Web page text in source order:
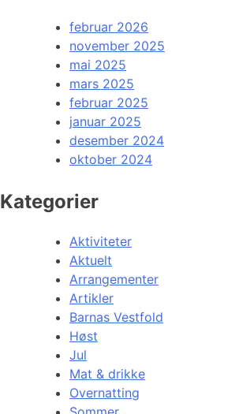
februar 2026
november 2025
mai 2025
mars 2025
februar 2025
januar 2025
desember 2024
oktober 2024
Kategorier
Aktiviteter
Aktuelt
Arrangementer
Artikler
Barnas Vestfold
Høst
Jul
Mat & drikke
Overnatting